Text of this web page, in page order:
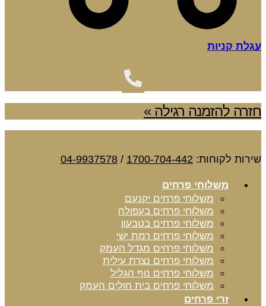
עגלת קניות
חזרה להזמנה רגילה »
שירות לקוחות: 1700-704-442
/
04-9937578
משלוחי פרחים
משלוחי פרחים יקנעם
משלוחי פרחים בעפולה
משלוחי פרחים בטבעון
משלוחי פרחים רמת ישי
משלוחי פרחים מגדל העמק
משלוחי פרחים נצרת עילית
משלוחי פרחים נוף הגליל
משלוחי פרחים בית חולים העמק
זרי פרחים